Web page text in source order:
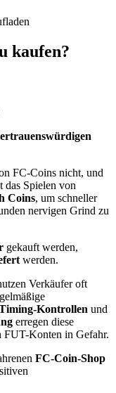
kaufen?
FC-Coins nicht, und
das Spielen von
Coins, um schneller
nervigen Grind zu
gekauft werden,
werden.
Verkäufer oft
Kontrollen und
erregen diese
FUT-Konten in Gefahr.
FC-Coin-Shop